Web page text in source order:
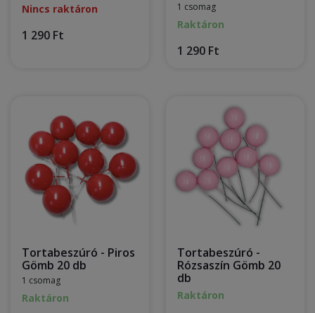
Nincs raktáron
1 290 Ft
1 csomag
Raktáron
1 290 Ft
Tortabeszúró - Piros
Gömb 20 db
1 csomag
Raktáron
Tortabeszúró -
Rózsaszín Gömb 20
db
Raktáron